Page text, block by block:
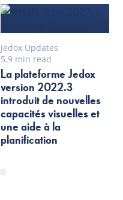
Jedox Updates
5.9 min read
La plateforme Jedox
version 2022.3
introduit de nouvelles
capacités visuelles et
une aide à la
planification